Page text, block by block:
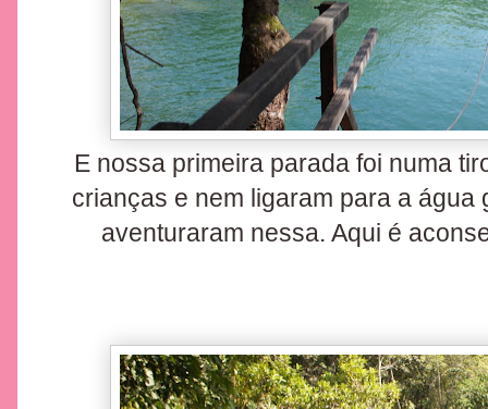
E nossa primeira parada foi numa
crianças e nem ligaram para a água
aventuraram nessa. Aqui é